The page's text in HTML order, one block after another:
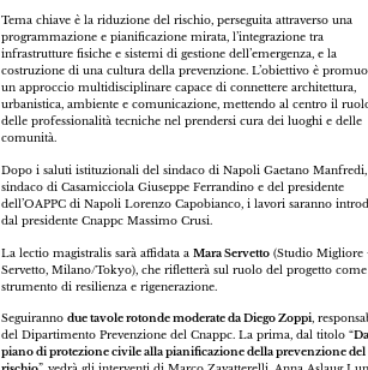
Tema chiave è la riduzione del rischio, perseguita attraverso una
programmazione e pianificazione mirata, l’integrazione tra
infrastrutture fisiche e sistemi di gestione dell’emergenza, e la
costruzione di una cultura della prevenzione. L’obiettivo è
un approccio multidisciplinare capace di connettere architettura,
urbanistica, ambiente e comunicazione, mettendo al centro il
delle professionalità tecniche nel prendersi cura dei luoghi e delle
comunità.
Dopo i saluti istituzionali del sindaco di Napoli Gaetano Manfredi,
sindaco di Casamicciola Giuseppe Ferrandino e del presidente
dell’OAPPC di Napoli Lorenzo Capobianco, i lavori saranno
dal presidente Cnappc Massimo Crusi.
La lectio magistralis sarà affidata aMara Servetto (Studio Migliore
Servetto, Milano/Tokyo), che rifletterà sul ruolo del progetto come
strumento di resilienza e rigenerazione.
Seguirannodue tavole rotonde moderate da Diego Zoppi,
del Dipartimento Prevenzione del Cnappc. La prima, dal titolo “
piano di protezione civile alla pianificazione della prevenzione del